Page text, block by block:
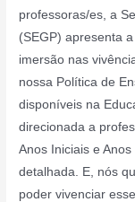
professoras/es, a
(SEGP) apresenta
imersão nas
nossa Política de
disponíveis na
direcionada a
Anos Iniciais e
detalhada. E, nós
poder vivenciar